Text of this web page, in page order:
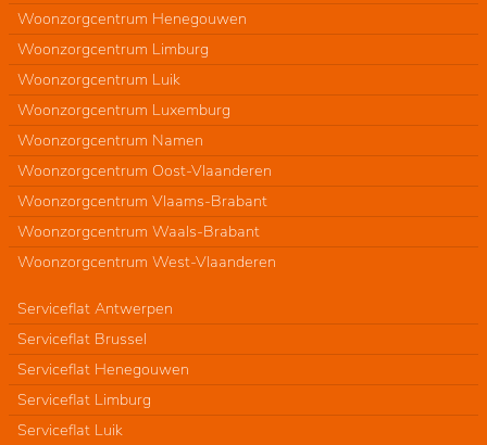
Woonzorgcentrum Henegouwen
Woonzorgcentrum Limburg
Woonzorgcentrum Luik
Woonzorgcentrum Luxemburg
Woonzorgcentrum Namen
Woonzorgcentrum Oost-Vlaanderen
Woonzorgcentrum Vlaams-Brabant
Woonzorgcentrum Waals-Brabant
Woonzorgcentrum West-Vlaanderen
Serviceflat Antwerpen
Serviceflat Brussel
Serviceflat Henegouwen
Serviceflat Limburg
Serviceflat Luik